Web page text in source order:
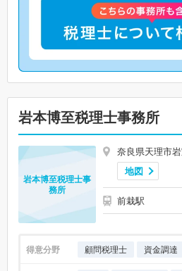
岩本博至税理士事務所
奈良県天理市
地図
前栽駅
岩本博至税理士事
務所
得意分野 顧問税理士 資金調達